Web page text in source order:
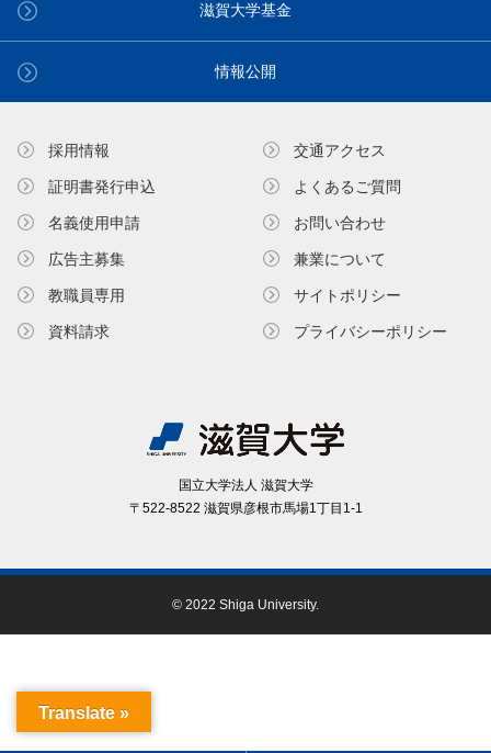
滋賀大学基金
情報公開
国⽴⼤学法⼈ 滋賀⼤学
〒522-8522 滋賀県彦根市⾺場1丁⽬1-1
採用情報
証明書発⾏申込
名義使⽤申請
広告主募集
教職員専⽤
資料請求
交通アクセス
よくあるご質問
お問い合わせ
兼業について
サイトポリシー
プライバシーポリシー
© 2022 Shiga University.
Translate »